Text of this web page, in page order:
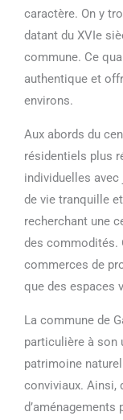
caractère. On y
datant du XVIe
commune. Ce
authentique et
environs.
Aux abords du
résidentiels plus
individuelles
de vie tranquille
recherchant une
des commodités.
commerces de
que des espaces
La commune de
particulière à son
patrimoine
conviviaux. Ainsi,
d’aménagements